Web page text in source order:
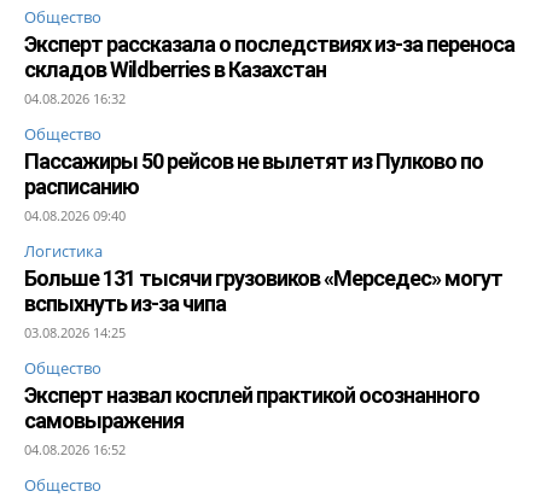
Общество
Эксперт рассказала о последствиях из-за переноса
складов Wildberries в Казахстан
04.08.2026 16:32
Общество
Пассажиры 50 рейсов не вылетят из Пулково по
расписанию
04.08.2026 09:40
Логистика
Больше 131 тысячи грузовиков «Мерседес» могут
вспыхнуть из-за чипа
03.08.2026 14:25
Общество
Эксперт назвал косплей практикой осознанного
самовыражения
04.08.2026 16:52
Общество